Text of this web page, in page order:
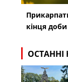
кінця